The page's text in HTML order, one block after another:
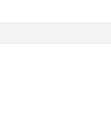
举重等国际国内一流综合赛